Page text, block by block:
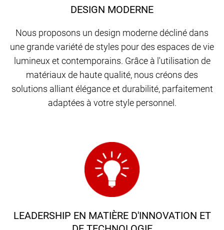
DESIGN MODERNE
Nous proposons un design moderne décliné dans
une grande variété de styles pour des espaces de vie
lumineux et contemporains. Grâce à l'utilisation de
matériaux de haute qualité, nous créons des
solutions alliant élégance et durabilité, parfaitement
adaptées à votre style personnel.
LEADERSHIP EN MATIÈRE D'INNOVATION ET